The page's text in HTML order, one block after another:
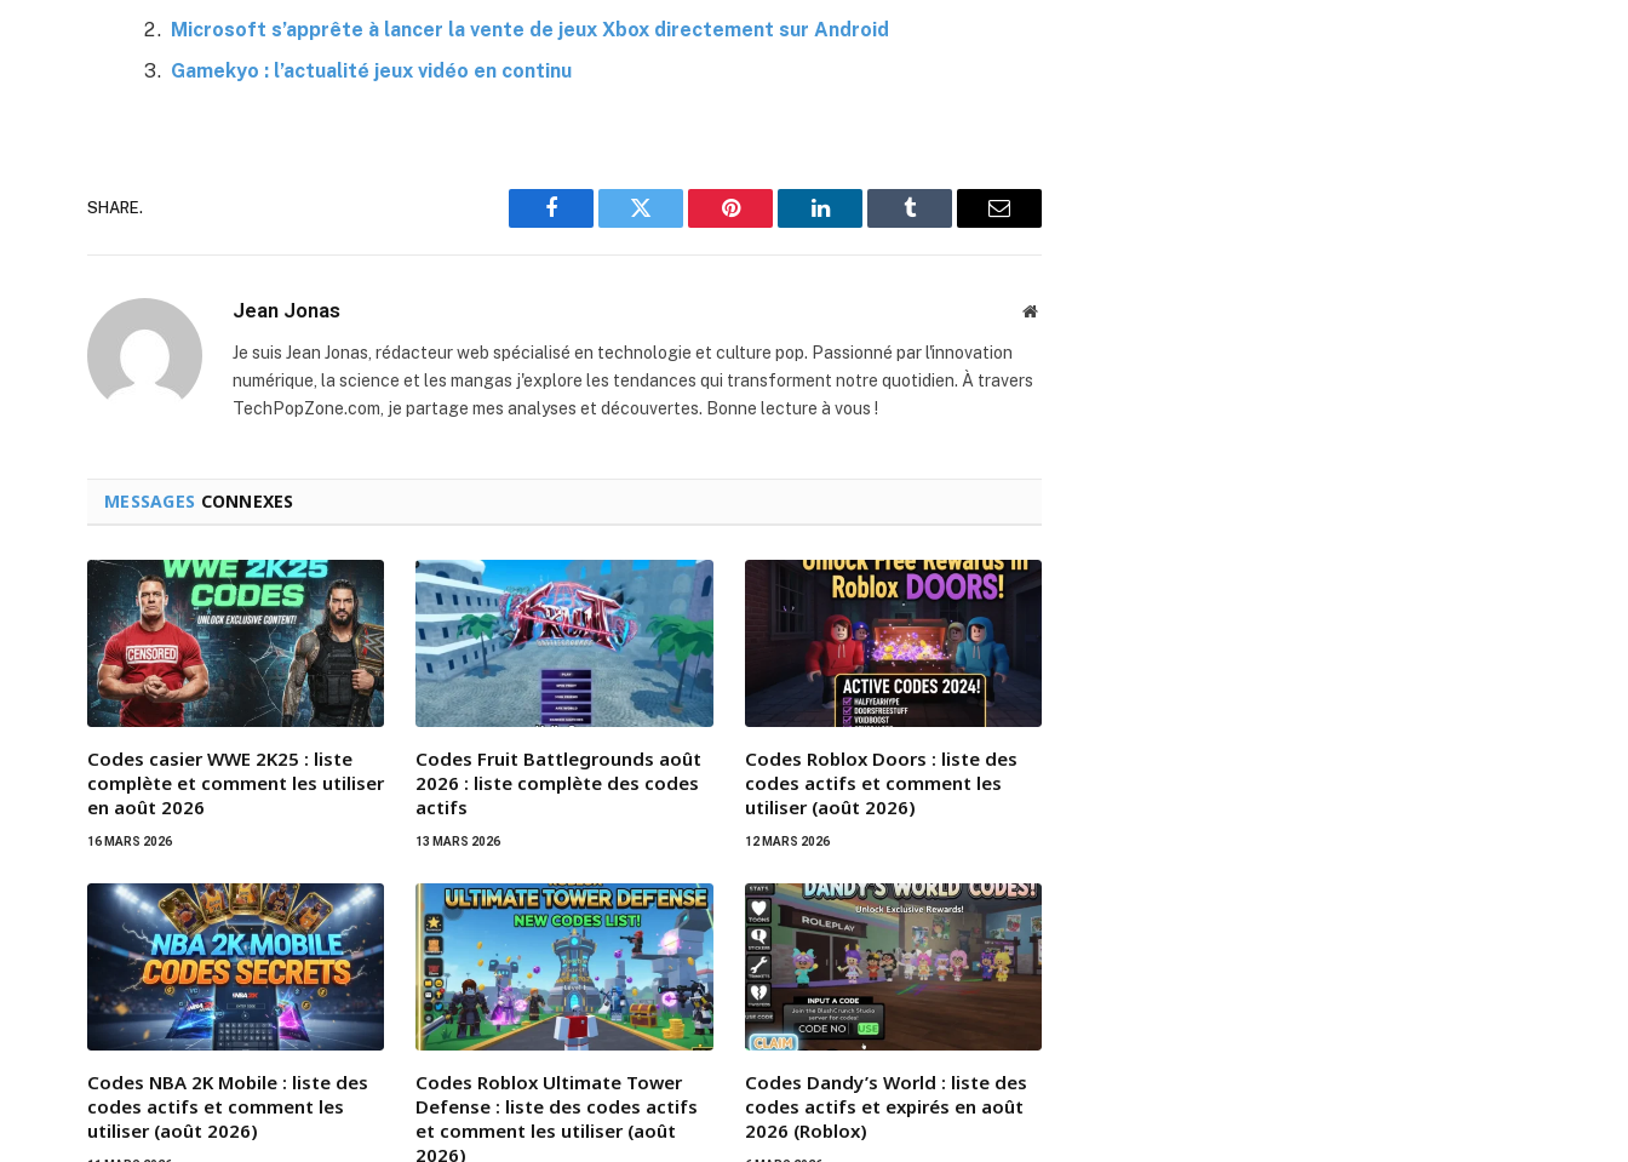
Microsoft s’apprête à lancer la vente de jeux Xbox directement sur Android
Gamekyo : l’actualité jeux vidéo en continu
SHARE.
Facebook Twitter Pinterest LinkedIn Tumblr Email
Jean Jonas Website
Je suis Jean Jonas, rédacteur web spécialisé en technologie et culture pop. Passionné par l'innovation
numérique, la science et les mangas j'explore les tendances qui transforment notre quotidien. À travers
TechPopZone.com, je partage mes analyses et découvertes. Bonne lecture à vous !
MESSAGES CONNEXES
Codes casier WWE 2K25 : liste
complète et comment les utiliser
en août 2026
16 MARS 2026
Codes Fruit Battlegrounds août
2026 : liste complète des codes
actifs
13 MARS 2026
Codes Roblox Doors : liste des
codes actifs et comment les
utiliser (août 2026)
12 MARS 2026
Codes NBA 2K Mobile : liste des
codes actifs et comment les
utiliser (août 2026)
Codes Roblox Ultimate Tower
Defense : liste des codes actifs
et comment les utiliser (août
2026)
Codes Dandy’s World : liste des
codes actifs et expirés en août
2026 (Roblox)